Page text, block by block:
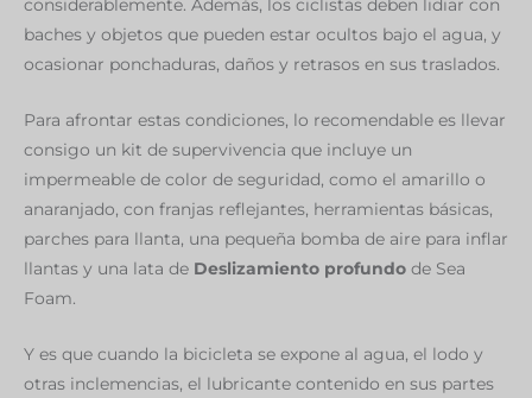
considerablemente. Además, los ciclistas deben lidiar con
baches y objetos que pueden estar ocultos bajo el agua, y
ocasionar ponchaduras, daños y retrasos en sus traslados.
Para afrontar estas condiciones, lo recomendable es llevar
consigo un kit de supervivencia que incluye un
impermeable de color de seguridad, como el amarillo o
anaranjado, con franjas reflejantes, herramientas básicas,
parches para llanta, una pequeña bomba de aire para inflar
llantas y una lata de Deslizamiento profundo de Sea
Foam.
Y es que cuando la bicicleta se expone al agua, el lodo y
otras inclemencias, el lubricante contenido en sus partes